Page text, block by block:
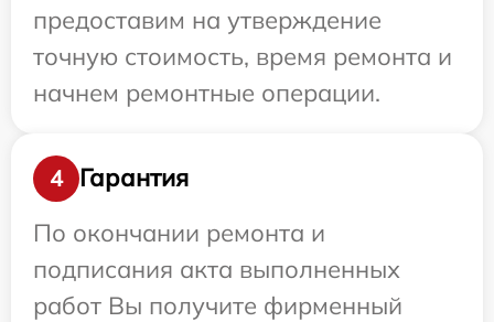
предоставим на утверждение
точную стоимость, время ремонта и
начнем ремонтные операции.
4
Гарантия
По окончании ремонта и
подписания акта выполненных
работ Вы получите фирменный